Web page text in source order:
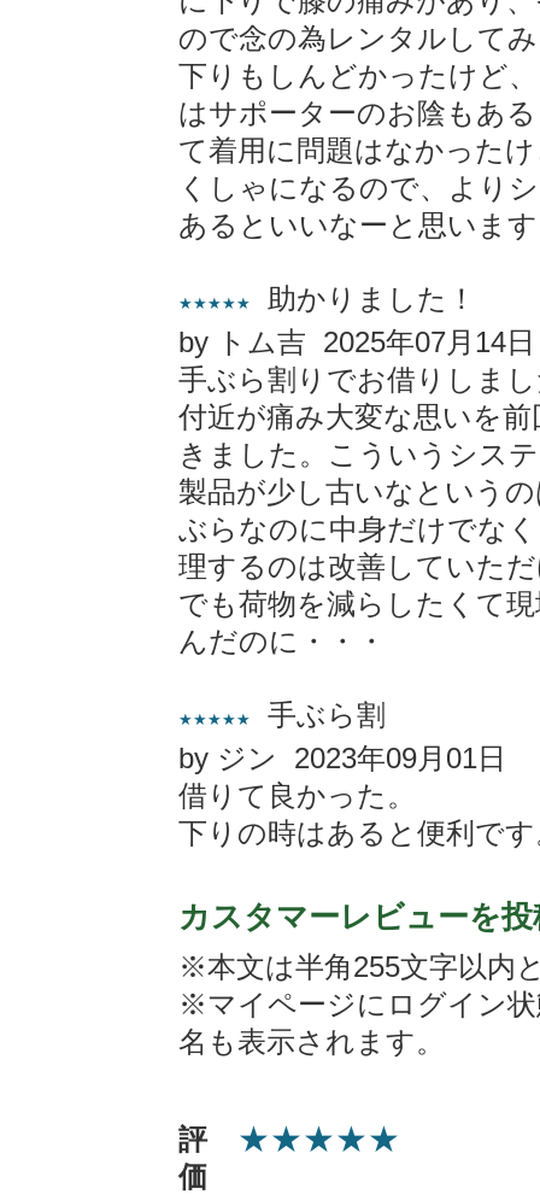
ので念の為レンタルして
下りもしんどかったけど
はサポーターのお陰もあ
て着用に問題はなかった
くしゃになるので、より
あるといいなーと思いま
★★★★★
助かりました！
by トム吉 2025年07月14日
手ぶら割りでお借りしま
付近が痛み大変な思いを
きました。こういうシス
製品が少し古いなという
ぶらなのに中身だけでな
理するのは改善していた
でも荷物を減らしたくて
んだのに・・・
★★★★★
手ぶら割
by ジン 2023年09月01日
借りて良かった。
下りの時はあると便利で
カスタマーレビューを
※本文は半角255文字以内
※マイページにログイン
名も表示されます。
評
価
★★★★★